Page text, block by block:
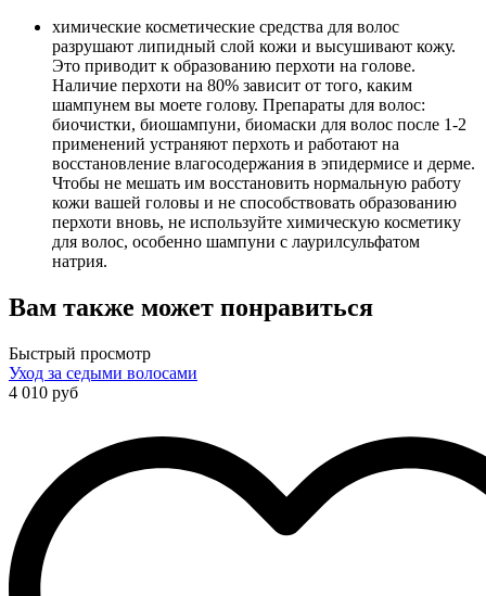
химические косметические средства для волос
разрушают липидный слой кожи и высушивают кожу.
Это приводит к образованию перхоти на голове.
Наличие перхоти на 80% зависит от того, каким
шампунем вы моете голову. Препараты для волос:
биочистки, биошампуни, биомаски для волос после 1-2
применений устраняют перхоть и работают на
восстановление влагосодержания в эпидермисе и дерме.
Чтобы не мешать им восстановить нормальную работу
кожи вашей головы и не способствовать образованию
перхоти вновь, не используйте химическую косметику
для волос, особенно шампуни с лаурилсульфатом
натрия.
Вам также может понравиться
Быстрый просмотр
Уход за седыми волосами
4 010 руб